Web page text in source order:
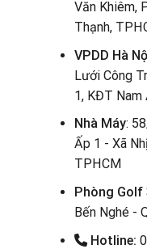
Văn Khiêm,
Thạnh,
VPDD Hà
Lưới Công
1, KĐT Nam
Nhà Máy:
Ấp 1 - Xã
TPHCM
Phòng Golf
Bến Nghé -
Hotline: